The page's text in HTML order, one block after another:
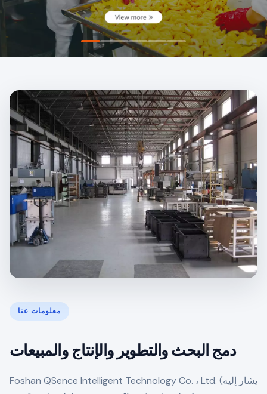
معلومات عنا
دمج البحث والتطوير والإنتاج والمبيعات
Foshan QSence Intelligent Technology Co. ، Ltd. (يشار إليه